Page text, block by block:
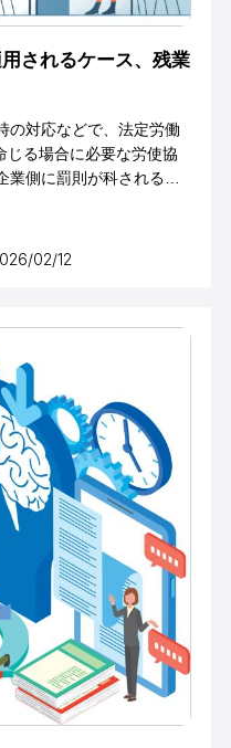
されるケース、残業
の対応などで、法定労働
じる場合に必要な労使協
側に罰則が科される可
な
02/12